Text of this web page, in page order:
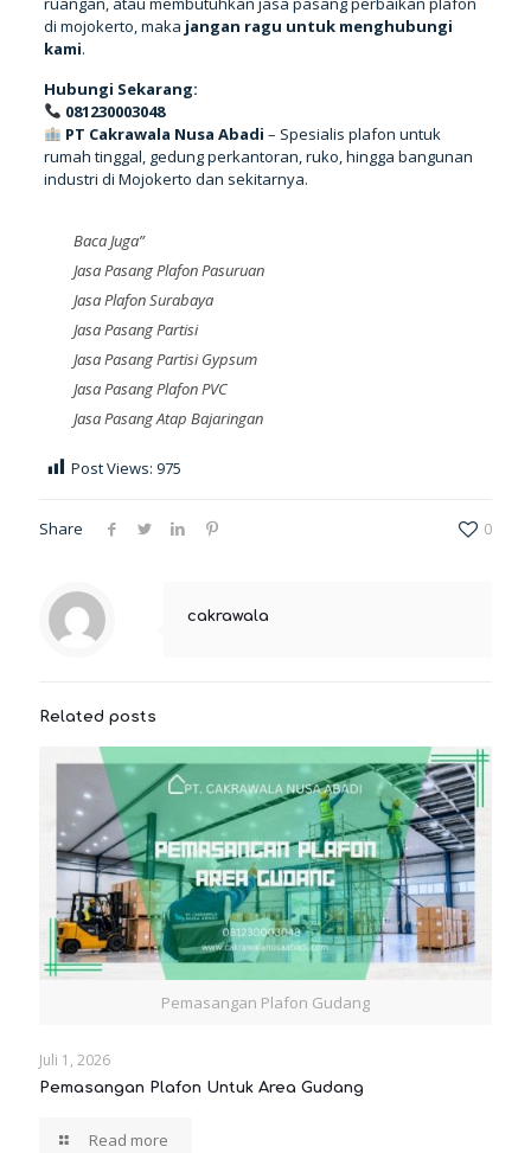
di mojokerto, maka jangan ragu untuk menghubungi
kami.
Hubungi Sekarang:
081230003048
PT Cakrawala Nusa Abadi – Spesialis plafon untuk
rumah tinggal, gedung perkantoran, ruko, hingga bangunan
industri di Mojokerto dan sekitarnya.
Baca Juga”
Jasa Pasang Plafon Pasuruan
Jasa Plafon Surabaya
Jasa Pasang Partisi
Jasa Pasang Partisi Gypsum
Jasa Pasang Plafon PVC
Jasa Pasang Atap Bajaringan
Post Views: 975
Share 0
cakrawala
Related posts
Pemasangan Plafon Gudang
Juli 1, 2026
Pemasangan Plafon Untuk Area Gudang
Read more